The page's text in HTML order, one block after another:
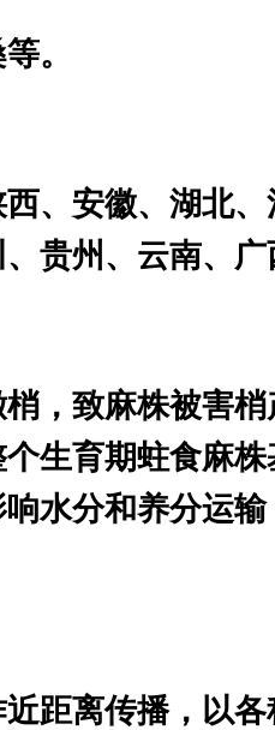
。
、安徽、湖北
贵州、云南、
，致麻株被害
生育期蛀食麻
水分和养分运
距离传播，以